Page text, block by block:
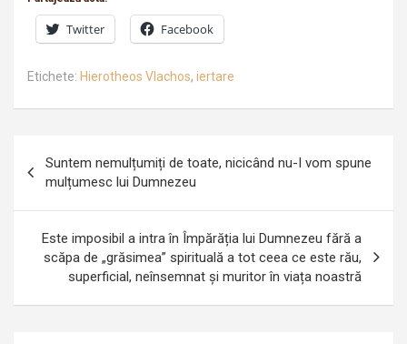
Twitter Facebook
Etichete: Hierotheos Vlachos, iertare
în
articole
Suntem nemulțumiți de toate, nicicând nu-I vom spune
mulțumesc lui Dumnezeu
Este imposibil a intra în Împărăția lui Dumnezeu fără a
scăpa de „grăsimea” spirituală a tot ceea ce este rău,
superficial, neînsemnat și muritor în viața noastră